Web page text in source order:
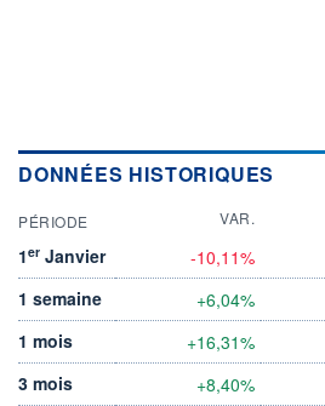
DONNÉES HISTORIQUES
PÉRIODE VAR.
1er Janvier -10,11%
1 semaine
+6,04%
1 mois
+16,31%
3 mois
+8,40%